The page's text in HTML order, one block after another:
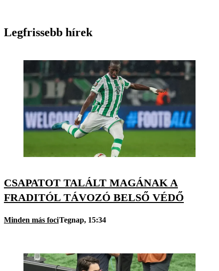
Legfrissebb hírek
CSAPATOT TALÁLT MAGÁNAK A
FRADITÓL TÁVOZÓ BELSŐ VÉDŐ
Minden más fociTegnap, 15:34